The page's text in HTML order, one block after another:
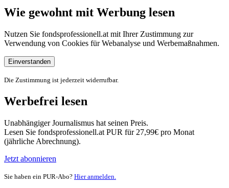
Wie gewohnt mit Werbung lesen
Nutzen Sie fondsprofessionell.at mit Ihrer Zustimmung zur
Verwendung von Cookies für Webanalyse und Werbemaßnahmen.
Einverstanden
Die Zustimmung ist jederzeit widerrufbar.
Werbefrei lesen
Unabhängiger Journalismus hat seinen Preis.
Lesen Sie fondsprofessionell.at PUR für 27,99€ pro Monat
(jährliche Abrechnung).
Jetzt abonnieren
Sie haben ein PUR-Abo? Hier anmelden.